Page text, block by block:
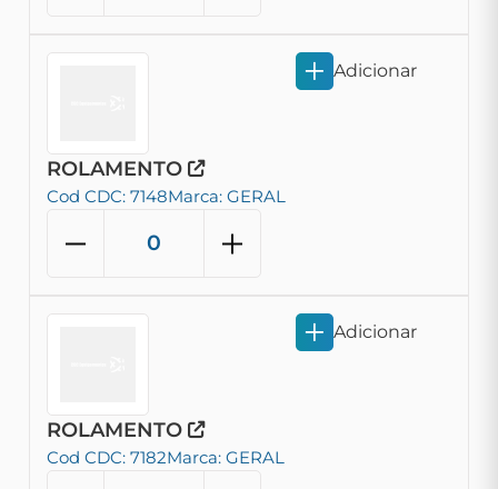
ROLAMENTO
Cod CDC: 7148Marca: GERAL
Adicionar
ROLAMENTO
Cod CDC: 7182Marca: GERAL
Adicionar